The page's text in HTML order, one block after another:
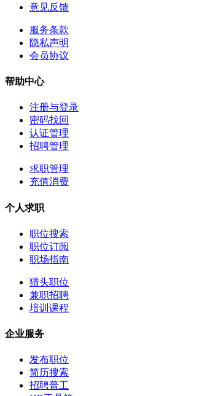
意见反馈
服务条款
隐私声明
会员协议
帮助中心
注册与登录
密码找回
认证管理
招聘管理
求职管理
充值消费
个人求职
职位搜索
职位订阅
职场指南
猎头职位
兼职招聘
培训课程
企业服务
发布职位
简历搜索
招聘普工